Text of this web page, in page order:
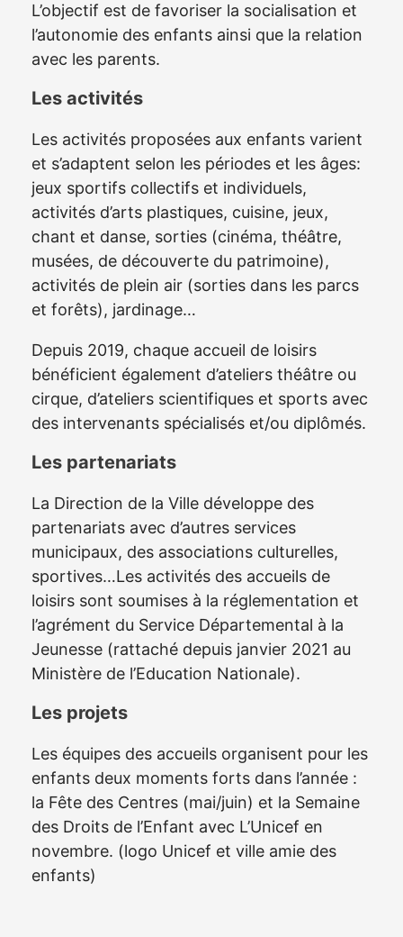
L’objectif est de favoriser la socialisation et
l’autonomie des enfants ainsi que la relation
avec les parents.
Les activités
Les activités proposées aux enfants varient
et s’adaptent selon les périodes et les âges:
jeux sportifs collectifs et individuels,
activités d’arts plastiques, cuisine, jeux,
chant et danse, sorties (cinéma, théâtre,
musées, de découverte du patrimoine),
activités de plein air (sorties dans les parcs
et forêts), jardinage…
Depuis 2019, chaque accueil de loisirs
bénéficient également d’ateliers théâtre ou
cirque, d’ateliers scientifiques et sports avec
des intervenants spécialisés et/ou diplômés.
Les partenariats
La Direction de la Ville développe des
partenariats avec d’autres services
municipaux, des associations culturelles,
sportives…Les activités des accueils de
loisirs sont soumises à la réglementation et
l’agrément du Service Départemental à la
Jeunesse (rattaché depuis janvier 2021 au
Ministère de l’Education Nationale).
Les projets
Les équipes des accueils organisent pour les
enfants deux moments forts dans l’année :
la Fête des Centres (mai/juin) et la Semaine
des Droits de l’Enfant avec L’Unicef en
novembre. (logo Unicef et ville amie des
enfants)